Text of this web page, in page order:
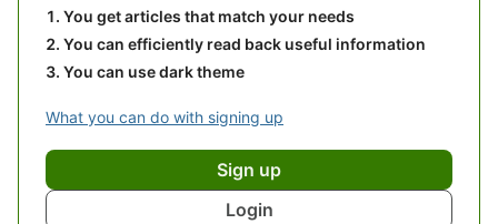
You get articles that match your needs
You can efficiently read back useful information
You can use dark theme
What you can do with signing up
Sign up
Login